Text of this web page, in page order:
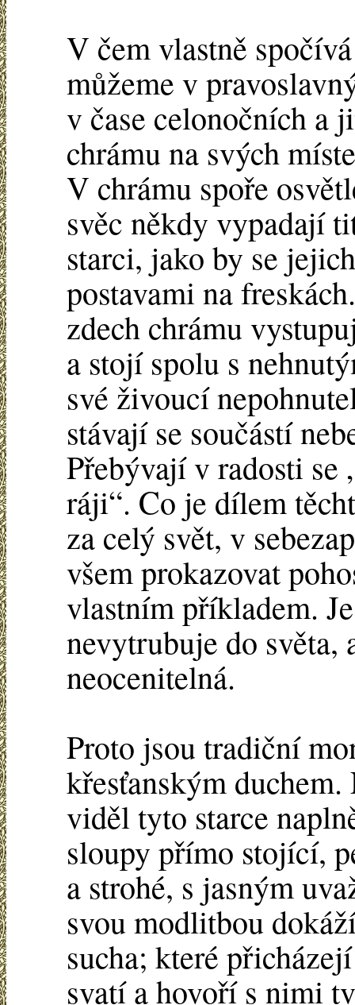
V čem vlastně
můžeme v
v čase celonočních a
chrámu na svých
V chrámu spoře
svěc někdy vypadají
starci, jako by se
postavami na
zdech chrámu
a stojí spolu s
své živoucí
stávají se součástí
Přebývají v radosti se
ráji“. Co je dílem
za celý svět, v
všem prokazovat
vlastním příkladem.
nevytrubuje do světa,
neocenitelná.
Proto jsou tradiční
křesťanským
viděl tyto starce
sloupy přímo stojící,
a strohé, s jasným
svou modlitbou
sucha; které
svatí a hovoří s nimi